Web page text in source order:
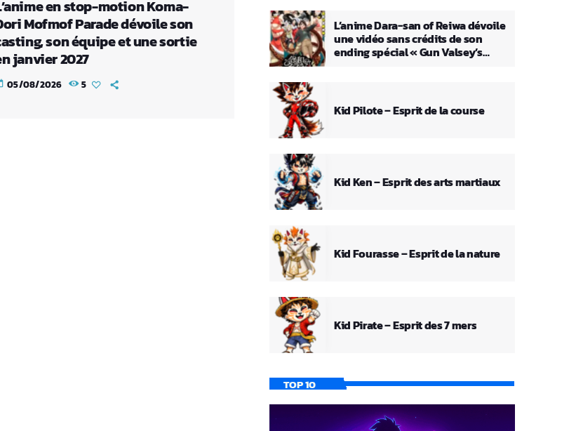
en stop-motion Koma-
Mofmof Parade dévoile son
son équipe et une sortie
janvier 2027
05/08/2026 5
L’anime Dara-san of Reiwa dévoile
une vidéo sans crédits de son
ending spécial « Gun Valsey’s
Kid Pilote – Esprit de la course
Kid Ken – Esprit des arts martiaux
Kid Fourasse – Esprit de la nature
Kid Pirate – Esprit des 7 mers
TOP 10